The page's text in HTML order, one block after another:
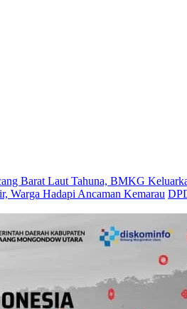
Barat Laut Tahuna, BMKG
Warga Hadapi Ancaman Kemarau